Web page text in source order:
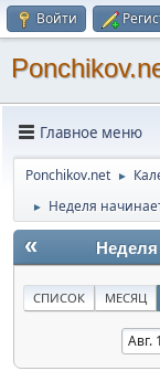
Войти
Главное меню
Ponchikov.net ►
► Неделя
« Неделя
СПИСОК МЕСЯЦ